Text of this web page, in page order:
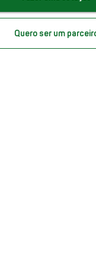
Quero ser um